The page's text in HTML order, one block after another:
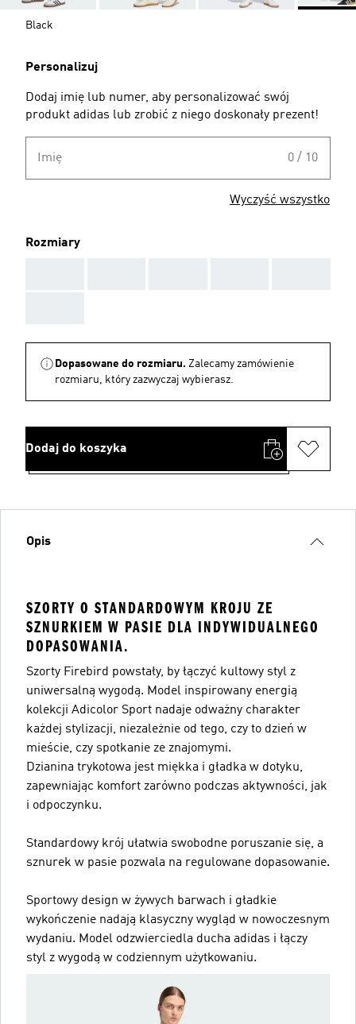
Black
Personalizuj
Dodaj imię lub numer, aby personalizować swój
produkt adidas lub zrobić z niego doskonały prezent!
Imię 0 / 10
Wyczyść wszystko
Rozmiary
Dopasowane do rozmiaru. Zalecamy zamówienie
rozmiaru, który zazwyczaj wybierasz.
Dodaj do koszyka
Opis
SZORTY O STANDARDOWYM KROJU ZE
SZNURKIEM W PASIE DLA INDYWIDUALNEGO
DOPASOWANIA.
Szorty Firebird powstały, by łączyć kultowy styl z
uniwersalną wygodą. Model inspirowany energią
kolekcji Adicolor Sport nadaje odważny charakter
każdej stylizacji, niezależnie od tego, czy to dzień w
mieście, czy spotkanie ze znajomymi.
Dzianina trykotowa jest miękka i gładka w dotyku,
zapewniając komfort zarówno podczas aktywności, jak
i odpoczynku.
Standardowy krój ułatwia swobodne poruszanie się, a
sznurek w pasie pozwala na regulowane dopasowanie.
Sportowy design w żywych barwach i gładkie
wykończenie nadają klasyczny wygląd w nowoczesnym
wydaniu. Model odzwierciedla ducha adidas i łączy
styl z wygodą w codziennym użytkowaniu.